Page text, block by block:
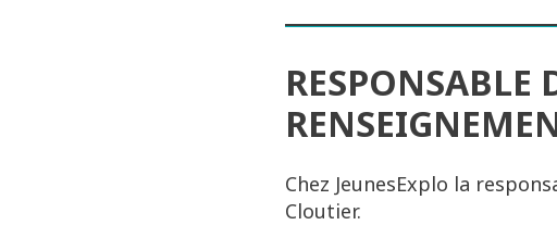
RESPONSABLE
Chez JeunesExplo la
Cloutier.